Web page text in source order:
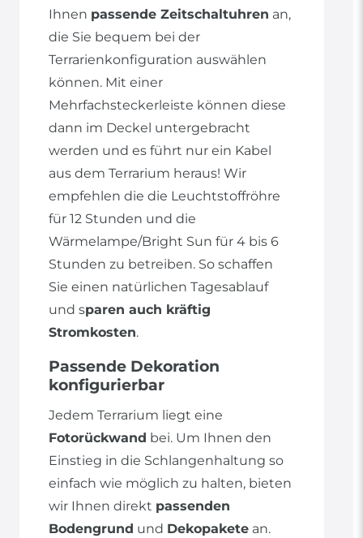
Ihnen passende Zeitschaltuhren an,
die Sie bequem bei der
Terrarienkonfiguration auswählen
können. Mit einer
Mehrfachsteckerleiste können diese
dann im Deckel untergebracht
werden und es führt nur ein Kabel
aus dem Terrarium heraus! Wir
empfehlen die die Leuchtstoffröhre
für 12 Stunden und die
Wärmelampe/Bright Sun für 4 bis 6
Stunden zu betreiben. So schaffen
Sie einen natürlichen Tagesablauf
und sparen auch kräftig
Stromkosten.
Passende Dekoration
konfigurierbar
Jedem Terrarium liegt eine
Fotorückwand bei. Um Ihnen den
Einstieg in die Schlangenhaltung so
einfach wie möglich zu halten, bieten
wir Ihnen direkt passenden
Bodengrund und Dekopakete an.